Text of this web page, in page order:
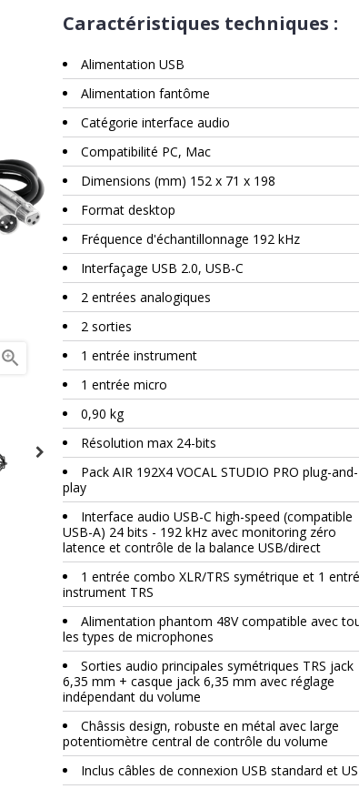

Caractéristiques techniques :
Alimentation USB
Alimentation fantôme
Catégorie interface audio
Compatibilité PC, Mac
Dimensions (mm) 152 x 71 x 198
Format desktop
Fréquence d'échantillonnage 192 kHz
Interfaçage USB 2.0, USB-C
2 entrées analogiques
2 sorties
1 entrée instrument
1 entrée micro
0,90 kg
Résolution max 24-bits
Pack AIR 192X4 VOCAL STUDIO PRO plug-and-
play
Interface audio USB-C high-speed (compatible
USB-A) 24 bits - 192 kHz avec monitoring zéro
latence et contrôle de la balance USB/direct
1 entrée combo XLR/TRS symétrique et 1
instrument TRS
Alimentation phantom 48V compatible avec
les types de microphones
Sorties audio principales symétriques TRS jack
6,35 mm + casque jack 6,35 mm avec réglage
indépendant du volume
Châssis design, robuste en métal avec large
potentiomètre central de contrôle du volume
Inclus câbles de connexion USB standard et